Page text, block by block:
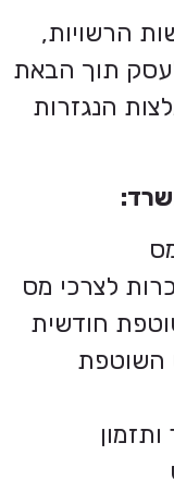
הרשויות,
תוך הבאת
הנגזרות
לצרכי מס
חודשית
השוטפת